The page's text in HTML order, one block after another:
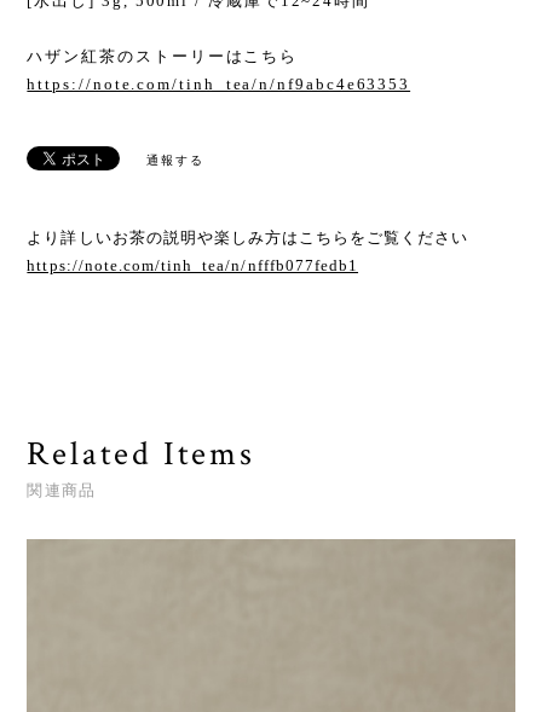
ハザン紅茶のストーリーはこちら
https://note.com/tinh_tea/n/nf9abc4e63353
通報する
より詳しいお茶の説明や楽しみ方はこちらをご覧ください
https://note.com/tinh_tea/n/nfffb077fedb1
Related Items
関連商品